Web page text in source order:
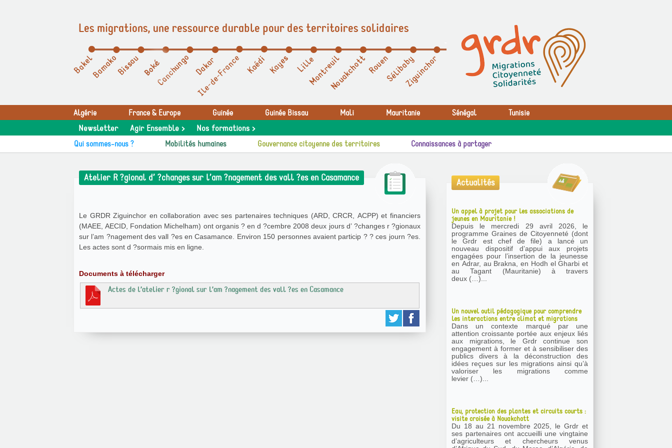
Les migrations, une ressource durable pour des territoires solidaires
Algérie France & Europe Guinée Guinée Bissau Mali Mauritanie Sénégal Tunisie
Newsletter Agir Ensemble > Nos formations >
Qui sommes-nous ? Mobilités humaines Gouvernance citoyenne des territoires Connaissances à partager
Atelier R ?gional d’ ?changes sur l’am ?nagement des vall ?es en Casamance
Le GRDR Ziguinchor en collaboration avec ses partenaires techniques (ARD, CRCR, ACPP) et financiers
(MAEE, AECID, Fondation Michelham) ont organis ? en d ?cembre 2008 deux jours d’ ?changes r ?gionaux
sur l’am ?nagement des vall ?es en Casamance. Environ 150 personnes avaient particip ? ? ces journ ?es.
Les actes sont d ?sormais mis en ligne.
Documents à télécharger
Actes de l’atelier r ?gional sur l’am ?nagement des vall ?es en Casamance
Actualités
Un appel à projet pour les associations de
jeunes en Mauritanie !
Depuis le mercredi 29 avril 2026, le
programme Graines de Citoyenneté (dont
le Grdr est chef de file) a lancé un
nouveau dispositif d’appui aux projets
engagées pour l’insertion de la jeunesse
en Adrar, au Brakna, en Hodh el Gharbi et
au Tagant (Mauritanie) à travers
deux (…)...
Un nouvel outil pédagogique pour comprendre
les interactions entre climat et migrations
Dans un contexte marqué par une
attention croissante portée aux enjeux liés
aux migrations, le Grdr continue son
engagement à former et à sensibiliser des
publics divers à la déconstruction des
idées reçues sur les migrations ainsi qu’à
valoriser les migrations comme
levier (…)...
Eau, protection des plantes et circuits courts :
visite croisée à Nouakchott
Du 18 au 21 novembre 2025, le Grdr et
ses partenaires ont accueilli une vingtaine
d’agriculteurs et chercheurs venus